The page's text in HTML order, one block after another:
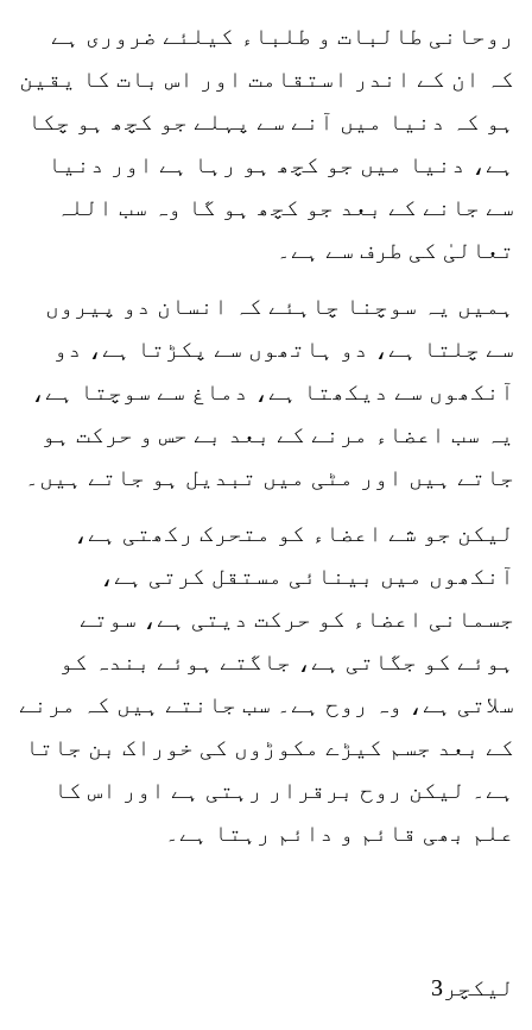
روحانی طالبات و طلباء کیلئے ضروری ہے
کہ ان کے اندر استقامت اور اس بات کا یقین
ہو کہ دنیا میں آنے سے پہلے جو کچھ ہو چکا
ہے، دنیا میں جو کچھ ہو رہا ہے اور دنیا
سے جانے کے بعد جو کچھ ہو گا وہ سب اللہ
تعالیٰ کی طرف سے ہے۔
ہمیں یہ سوچنا چاہئے کہ انسان دو پیروں
سے چلتا ہے، دو ہاتھوں سے پکڑتا ہے، دو
آنکھوں سے دیکھتا ہے، دماغ سے سوچتا ہے،
یہ سب اعضاء مرنے کے بعد بے حس و حرکت ہو
جاتے ہیں اور مٹی میں تبدیل ہو جاتے ہیں۔
لیکن جو شے اعضاء کو متحرک رکھتی ہے،
آنکھوں میں بینائی مستقل کرتی ہے،
جسمانی اعضاء کو حرکت دیتی ہے، سوتے
ہوئے کو جگاتی ہے، جاگتے ہوئے بندہ کو
سلاتی ہے، وہ روح ہے۔ سب جانتے ہیں کہ مرنے
کے بعد جسم کیڑے مکوڑوں کی خوراک بن جاتا
ہے۔ لیکن روح برقرار رہتی ہے اور اس کا
علم بھی قائم و دائم رہتا ہے۔
لیکچر3